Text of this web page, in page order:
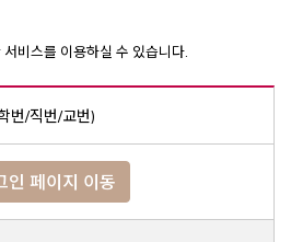
비스를 이용하실 수 있습니다.
번/직번/교번)
인 페이지 이동